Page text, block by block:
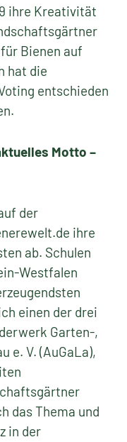
ihre Kreativität
Bienen auf
hat die
entschieden
Motto –
der
ihre
ab. Schulen
Westfalen
einen der drei
Garten-,
e. V. (AuGaLa),
das Thema und
in der